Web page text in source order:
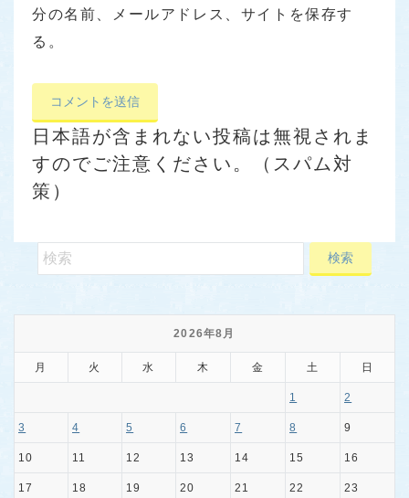
分の名前、メールアドレス、サイトを保存す
る。
日本語が含まれない投稿は無視されま
すのでご注意ください。（スパム対
策）
2026年8月
月 火 水 木 金 土 日
1 2
3 4 5 6 7 8 9
10 11 12 13 14 15 16
17 18 19 20 21 22 23